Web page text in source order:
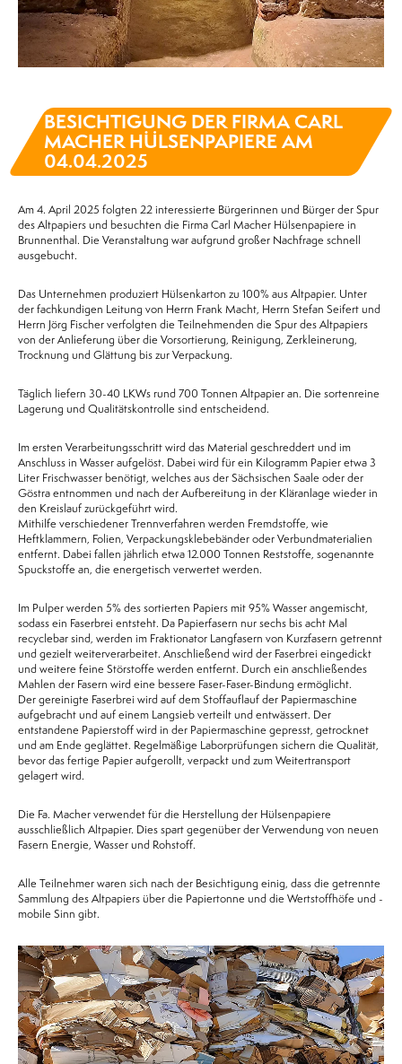
BESICHTIGUNG DER FIRMA CARL
MACHER HÜLSENPAPIERE AM
04.04.2025
Am 4. April 2025 folgten 22 interessierte Bürgerinnen und Bürger der Spur
des Altpapiers und besuchten die Firma Carl Macher Hülsenpapiere in
Brunnenthal. Die Veranstaltung war aufgrund großer Nachfrage schnell
ausgebucht.
Das Unternehmen produziert Hülsenkarton zu 100% aus Altpapier. Unter
der fachkundigen Leitung von Herrn Frank Macht, Herrn Stefan Seifert und
Herrn Jörg Fischer verfolgten die Teilnehmenden die Spur des Altpapiers
von der Anlieferung über die Vorsortierung, Reinigung, Zerkleinerung,
Trocknung und Glättung bis zur Verpackung.
Täglich liefern 30-40 LKWs rund 700 Tonnen Altpapier an. Die sortenreine
Lagerung und Qualitätskontrolle sind entscheidend.
Im ersten Verarbeitungsschritt wird das Material geschreddert und im
Anschluss in Wasser aufgelöst. Dabei wird für ein Kilogramm Papier etwa 3
Liter Frischwasser benötigt, welches aus der Sächsischen Saale oder der
Göstra entnommen und nach der Aufbereitung in der Kläranlage wieder in
den Kreislauf zurückgeführt wird.
Mithilfe verschiedener Trennverfahren werden Fremdstoffe, wie
Heftklammern, Folien, Verpackungsklebebänder oder Verbundmaterialien
entfernt. Dabei fallen jährlich etwa 12.000 Tonnen Reststoffe, sogenannte
Spuckstoffe an, die energetisch verwertet werden.
Im Pulper werden 5% des sortierten Papiers mit 95% Wasser angemischt,
sodass ein Faserbrei entsteht. Da Papierfasern nur sechs bis acht Mal
recyclebar sind, werden im Fraktionator Langfasern von Kurzfasern getrennt
und gezielt weiterverarbeitet. Anschließend wird der Faserbrei eingedickt
und weitere feine Störstoffe werden entfernt. Durch ein anschließendes
Mahlen der Fasern wird eine bessere Faser-Faser-Bindung ermöglicht.
Der gereinigte Faserbrei wird auf dem Stoffauflauf der Papiermaschine
aufgebracht und auf einem Langsieb verteilt und entwässert. Der
entstandene Papierstoff wird in der Papiermaschine gepresst, getrocknet
und am Ende geglättet. Regelmäßige Laborprüfungen sichern die Qualität,
bevor das fertige Papier aufgerollt, verpackt und zum Weitertransport
gelagert wird.
Die Fa. Macher verwendet für die Herstellung der Hülsenpapiere
ausschließlich Altpapier. Dies spart gegenüber der Verwendung von neuen
Fasern Energie, Wasser und Rohstoff.
Alle Teilnehmer waren sich nach der Besichtigung einig, dass die getrennte
Sammlung des Altpapiers über die Papiertonne und die Wertstoffhöfe und -
mobile Sinn gibt.